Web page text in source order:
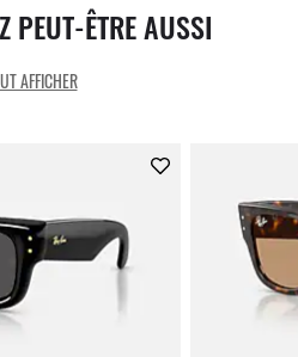
PEUT-ÊTRE AUSSI
AFFICHER